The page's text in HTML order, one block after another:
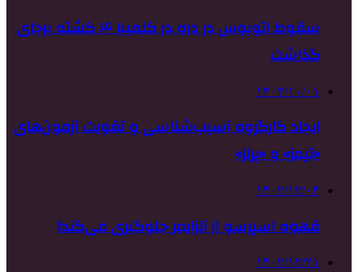
سقوط اتوبوس در دره در کلمبیا ۴ کشته برجای
گذاشت
۱۴۰۳/۱۰/۰۱
ایجاد کارگروه آسیب‌شناسی و تقویت آزمون‌های
«تیمز» و «پرلز»
۱۴۰۲/۱۲/۰۴
قهوه اسپرسو از آلزایمر جلوگیری می‌کند!
۱۴۰۲/۱۲/۲۱